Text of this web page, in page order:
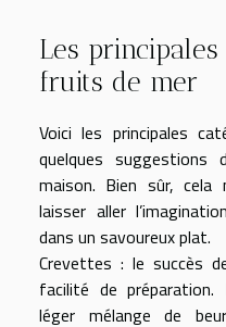
Les
fruits de mer
Voici les principales
quelques
maison. Bien sûr, cela
laisser aller
dans un savoureux plat.
Crevettes : le succès
facilité de préparation.
léger mélange de